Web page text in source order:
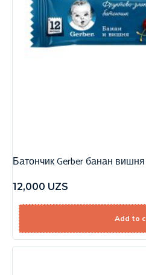
Батончик Gerber банан вишня
12,000 UZS
Add to